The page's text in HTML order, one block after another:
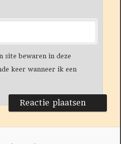
site bewaren in deze
keer wanneer ik een